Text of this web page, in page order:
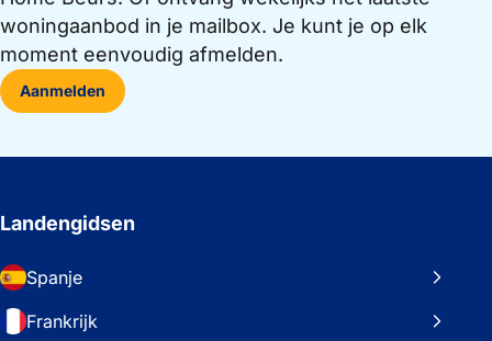
woningaanbod in je mailbox. Je kunt je op elk
moment eenvoudig afmelden.
Aanmelden
Landengidsen
Spanje
Frankrijk